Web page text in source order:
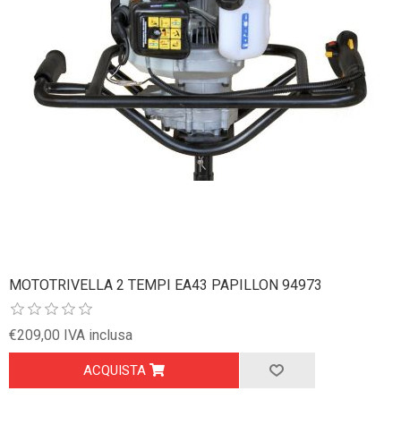
MOTOTRIVELLA 2 TEMPI EA43 PAPILLON 94973
€209,00 IVA inclusa
ACQUISTA